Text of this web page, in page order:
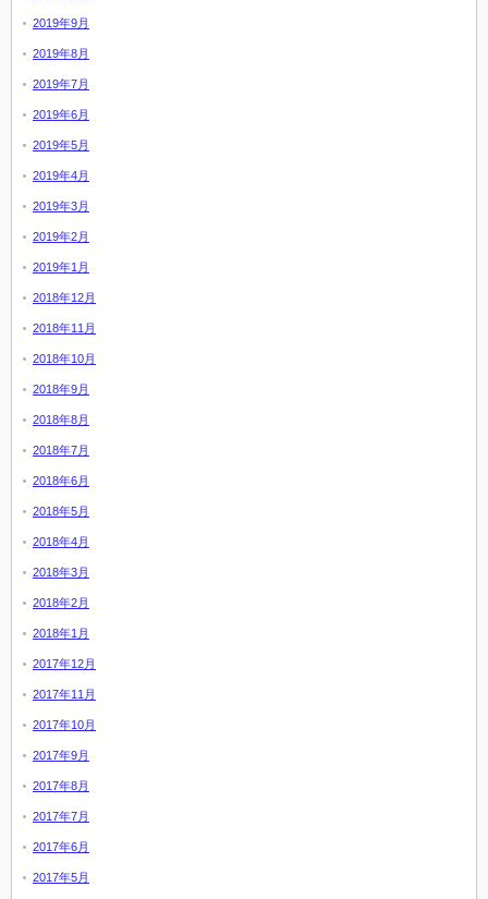
2019年9月
2019年8月
2019年7月
2019年6月
2019年5月
2019年4月
2019年3月
2019年2月
2019年1月
2018年12月
2018年11月
2018年10月
2018年9月
2018年8月
2018年7月
2018年6月
2018年5月
2018年4月
2018年3月
2018年2月
2018年1月
2017年12月
2017年11月
2017年10月
2017年9月
2017年8月
2017年7月
2017年6月
2017年5月